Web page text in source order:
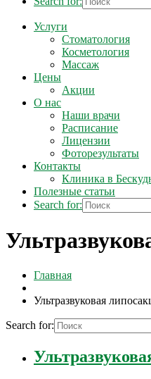
Услуги
Стоматология
Косметология
Массаж
Цены
Акции
О нас
Наши врачи
Расписание
Лицензии
Фоторезультаты
Контакты
Клиника в
Полезные статьи
Search for:
Главная
Ультразвуковая
Search for: